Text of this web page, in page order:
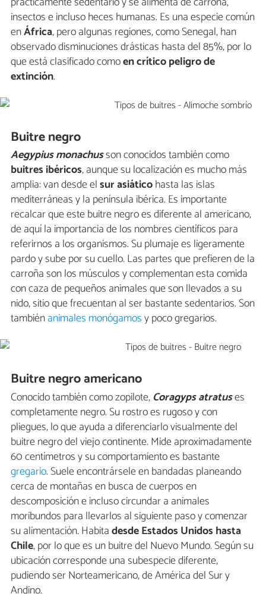
insectos e incluso heces humanas. Es una especie común
enÁfrica, pero algunas regiones, como Senegal, han
observado disminuciones drásticas hasta del 85%, por lo
que está clasificado comoen crítico peligro de
extinción.
Buitre negro
Aegypius monachusson conocidos también como
buitres ibéricos, aunque su localización es mucho más
amplia: van desde elsur asiáticohasta las islas
mediterráneas y la península ibérica. Es importante
recalcar que este buitre negro es diferente al americano,
de aquí la importancia de los nombres científicos para
referirnos a los organismos. Su plumaje es ligeramente
pardo y sube por su cuello. Las partes que prefieren de la
carroña son los músculos y complementan esta comida
con caza de pequeños animales que son llevados a su
nido, sitio que frecuentan al ser bastante sedentarios. Son
tambiénanimales monógamosy poco gregarios.
Buitre negro americano
Conocido también como zopilote, Coragyps atratuses
completamente negro. Su rostro es rugoso y con
pliegues, lo que ayuda a diferenciarlo visualmente del
buitre negro del viejo continente. Mide aproximadamente
60 centímetros y su comportamiento es bastante
gregario. Suele encontrársele en bandadas planeando
cerca de montañas en busca de cuerpos en
descomposición e incluso circundar a animales
moribundos para llevarlos al siguiente paso y comenzar
su alimentación. Habitadesde Estados Unidos hasta
Chile, por lo que es un buitre del Nuevo Mundo. Según su
ubicación corresponde una subespecie diferente,
pudiendo ser Norteamericano, de América del Sur y
Andino.